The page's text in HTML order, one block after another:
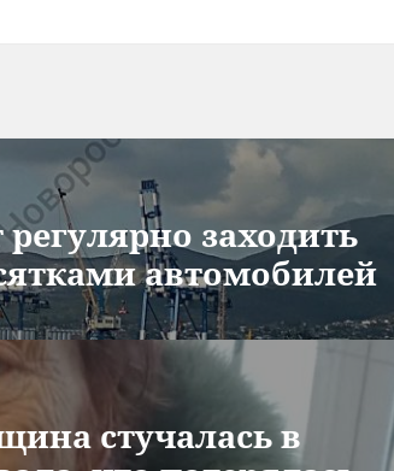
заходить
автомобилей
стучалась в